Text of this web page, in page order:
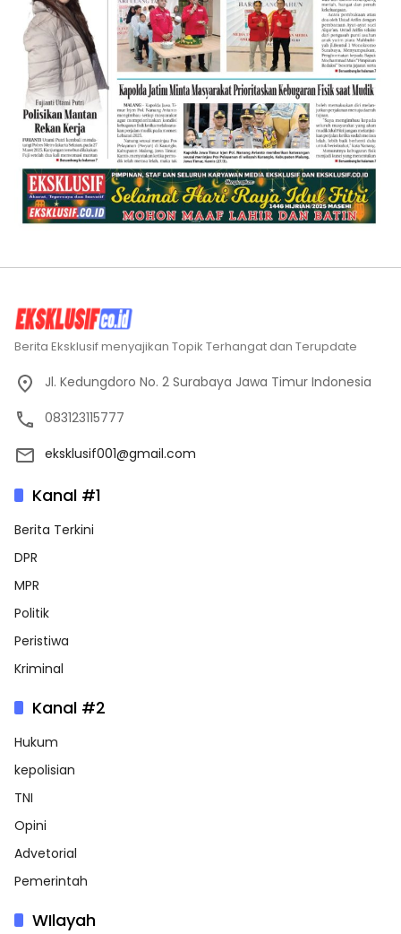
Berita Eksklusif menyajikan Topik Terhangat dan Terupdate
Jl. Kedungdoro No. 2 Surabaya Jawa Timur Indonesia
083123115777
eksklusif001@gmail.com
Kanal #1
Berita Terkini
DPR
MPR
Politik
Peristiwa
Kriminal
Kanal #2
Hukum
kepolisian
TNI
Opini
Advetorial
Pemerintah
WIlayah